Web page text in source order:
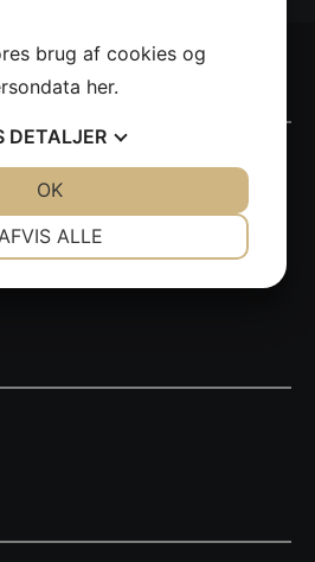
brug af cookies og
her.
DETALJER
AFVIS ALLE
OK